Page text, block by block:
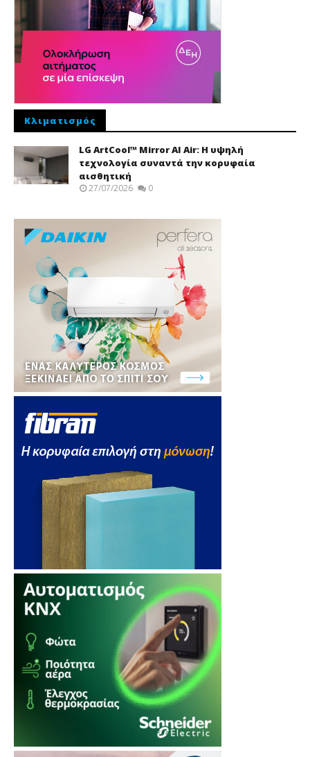
Κλιματισμός
LG ArtCool™ Mirror AI Air: Η υψηλή
τεχνολογία συναντά την κορυφαία
αισθητική
27/07/2026 0